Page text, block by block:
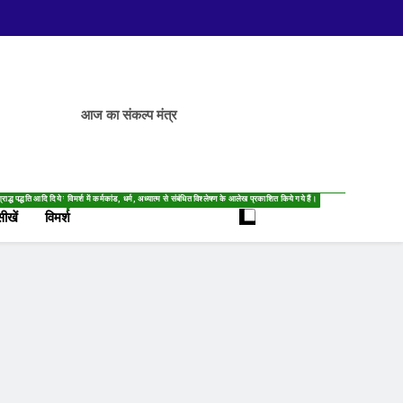
आज का संकल्प मंत्र
पद्धति आदि दिये गये हैं।
विमर्श
विमर्श में कर्मकांड, धर्म, अध्यात्म से संबंधित विश्लेषण के आलेख प्रकाशित किये गये हैं।